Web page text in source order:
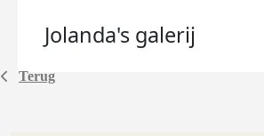
Terug
Jolanda's galerij